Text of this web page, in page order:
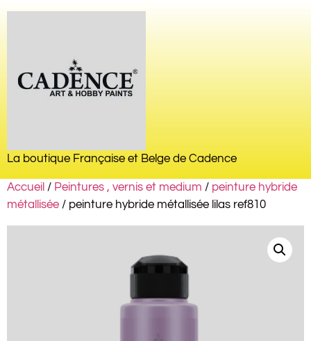
La boutique Française et Belge de Cadence
Accueil / Peintures , vernis et medium / peinture hybride
métallisée / peinture hybride métallisée lilas ref810